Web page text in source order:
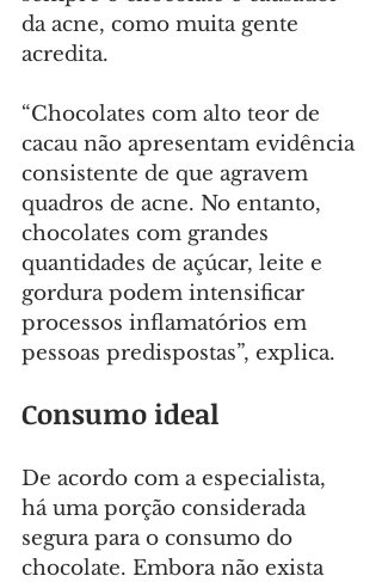
da acne, como muita gente
acredita.
“Chocolates com alto teor de
cacau não apresentam evidência
consistente de que agravem
quadros de acne. No entanto,
chocolates com grandes
quantidades de açúcar, leite e
gordura podem intensificar
processos inflamatórios em
pessoas predispostas”, explica.
Consumo ideal
De acordo com a especialista,
há uma porção considerada
segura para o consumo do
chocolate. Embora não exista